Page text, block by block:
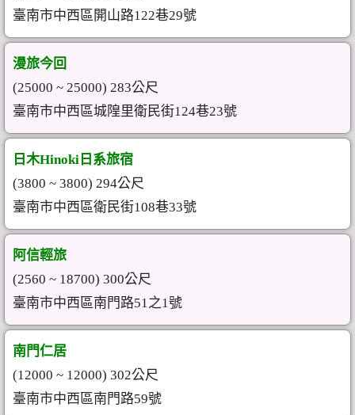
臺南市中西區開山路122巷29號
漫旅今回
(25000 ~ 25000) 283公尺
臺南市中西區城隍里衛民街124巷23號
日木Hinoki日系旅宿
(3800 ~ 3800) 294公尺
臺南市中西區衛民街108巷33號
阿信輕旅
(2560 ~ 18700) 300公尺
臺南市中西區南門路51之1號
南門仁居
(12000 ~ 12000) 302公尺
臺南市中西區南門路59號